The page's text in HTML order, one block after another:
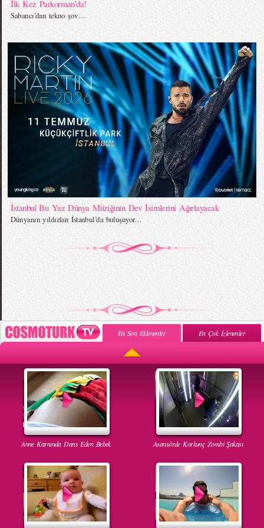
İlk Kez Parkorman’da!
Sabancı’dan tekno şov…
İstanbul Bu Yaz Dünya Müziğinin Dev İsimlerini Ağırlayacak
Dünyanın yıldızları İstanbul’da buluşuyor…
En Son Eklenenler En Çok İzlenenler
Anne Karnında Dans Eden Bebek Asansörde Korkunç Zombi Şakası